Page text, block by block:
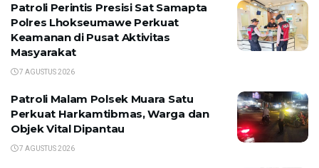
Patroli Perintis Presisi Sat Samapta
Polres Lhokseumawe Perkuat
Keamanan di Pusat Aktivitas
Masyarakat
7 AGUSTUS 2026
Patroli Malam Polsek Muara Satu
Perkuat Harkamtibmas, Warga dan
Objek Vital Dipantau
7 AGUSTUS 2026